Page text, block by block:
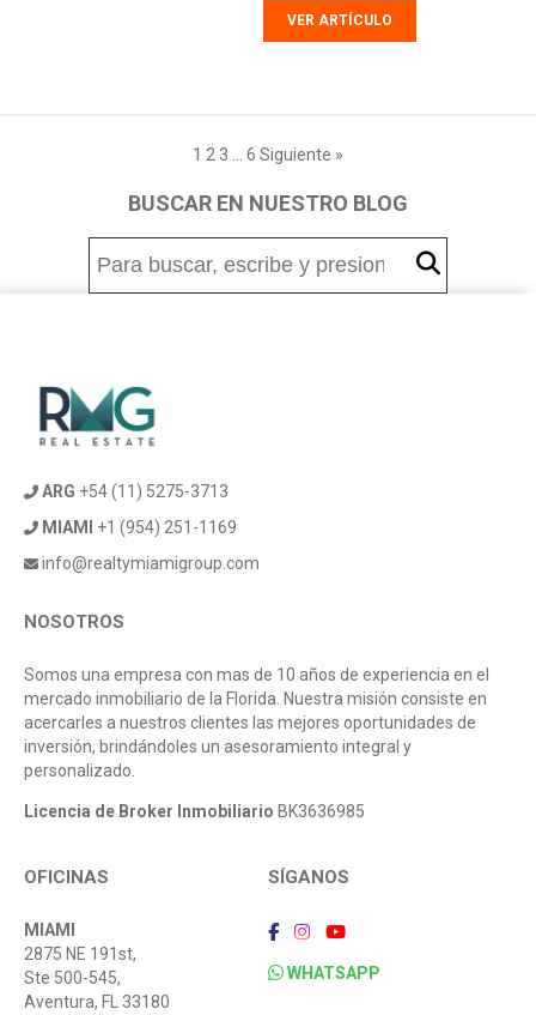
VER ARTÍCULO
1 2 3 … 6 Siguiente »
BUSCAR EN NUESTRO BLOG
ARG +54 (11) 5275-3713
MIAMI
+1 (954) 251-1169
info@realtymiamigroup.com
NOSOTROS
Somos una empresa con mas de 10 años de experiencia en el
mercado inmobiliario de la Florida. Nuestra misión consiste en
acercarles a nuestros clientes las mejores oportunidades de
inversión, brindándoles un asesoramiento integral y
personalizado.
Licencia de Broker Inmobiliario BK3636985
OFICINAS
MIAMI
2875 NE 191st,
Ste 500-545,
Aventura, FL 33180
SÍGANOS
WHATSAPP